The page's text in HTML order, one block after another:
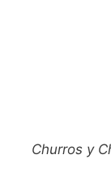
Churros y